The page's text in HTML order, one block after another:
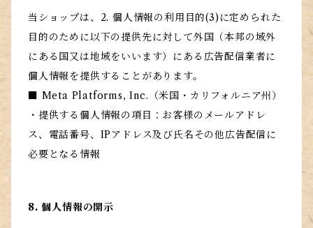
当ショップは、2. 個人情報の利用目的(3)に定められた
目的のために以下の提供先に対して外国（本邦の域外
にある国又は地域をいいます）にある広告配信業者に
個人情報を提供することがあります。
■ Meta Platforms, Inc.（米国・カリフォルニア州）
・提供する個人情報の項目：お客様のメールアドレ
ス、電話番号、IPアドレス及び氏名その他広告配信に
必要となる情報
8. 個人情報の開示